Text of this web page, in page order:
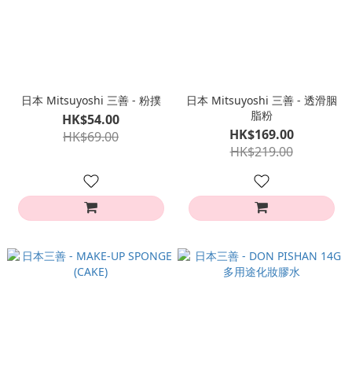
日本 Mitsuyoshi 三善 - 粉撲
HK$54.00
HK$69.00
日本 Mitsuyoshi 三善 - 透滑胭
脂粉
HK$169.00
HK$219.00